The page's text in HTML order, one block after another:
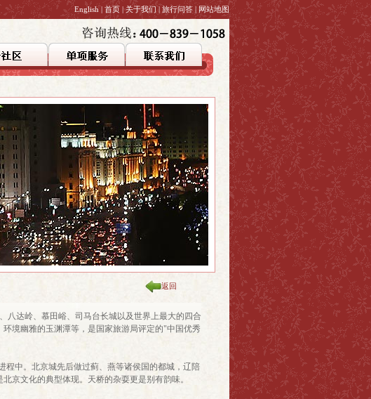
English| 首页 |关于我们| 旅行问答 | 网站地图
返回
达岭、慕田峪、司马台长城以及世界上最大的四合
境幽雅的玉渊潭等，是国家旅游局评定的"中国优秀
中。北京城先后做过蓟、燕等诸侯国的都城，辽陪
京文化的典型体现。天桥的杂耍更是别有韵味。